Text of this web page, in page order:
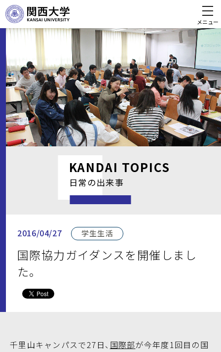
メニュー
KANDAI TOPICS
日常の出来事
2016/04/27 学生生活
国際協力ガイダンスを開催しまし
た。
千里山キャンパスで27日、 国際部が今年度1回目の国